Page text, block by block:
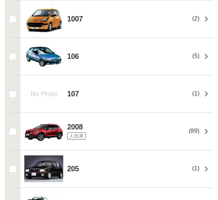
1007 (2)
106 (5)
107 (1)
2008
人気車
(89)
205 (1)